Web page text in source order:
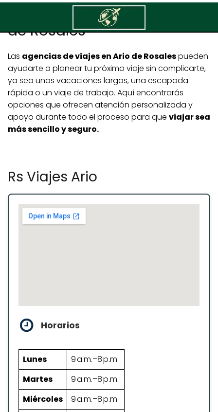
Agencias de viajes en Ario
de Rosales
Las agencias de viajes en Ario de Rosalespueden
ayudarte a planear tu próximo viaje sin complicarte,
ya sea unas vacaciones largas, una escapada
rápida o un viaje de trabajo. Aquí encontrarás
opciones que ofrecen atención personalizada y
apoyo durante todo el proceso para que viajar sea
más sencillo y seguro.
Rs Viajes Ario
Horarios
Lunes
9 a.m.–8 p.m.
Martes
9 a.m.–8 p.m.
Miércoles
9 a.m.–8 p.m.